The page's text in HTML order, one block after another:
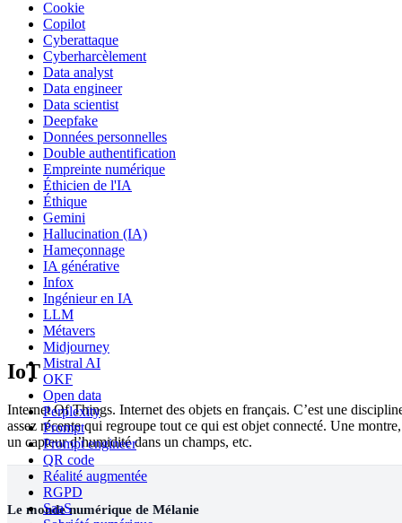
Cookie
Copilot
Cyberattaque
Cyberharcèlement
Data analyst
Data engineer
Data scientist
Deepfake
Données personnelles
Double authentification
Empreinte numérique
Éthicien de l'IA
Éthique
Gemini
Hallucination (IA)
Hameçonnage
IA générative
Infox
Ingénieur en IA
LLM
Métavers
Midjourney
Mistral AI
OKF
Open data
Perplexity
Prompt
Prompt engineer
QR code
Réalité augmentée
RGPD
SaaS
IoT
Internet Of Things. Internet des objets en français. C’est une
assez récente qui regroupe tout ce qui est objet connecté. Une montre,
un capteur d’humidité dans un champs, etc.
Le monde numérique de Mélanie